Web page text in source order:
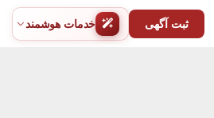
خدمات هوشمند ثبت آگهی